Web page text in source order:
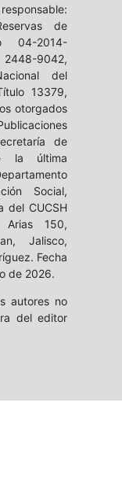
de
04-2014-
9042,
del
13379,
otorgados
de
la última
Social,
del CUCSH
Arias 150,
Jalisco,
Fecha
de 2026.
autores no
del editor